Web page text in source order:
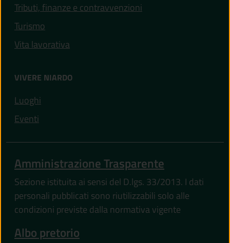
Tributi, finanze e contravvenzioni
Turismo
Vita lavorativa
VIVERE NIARDO
Luoghi
Eventi
Amministrazione Trasparente
Sezione istituita ai sensi del D.lgs. 33/2013. I dati
personali pubblicati sono riutilizzabili solo alle
condizioni previste dalla normativa vigente
Albo pretorio